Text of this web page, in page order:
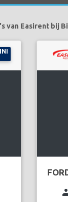
van Easirent bij